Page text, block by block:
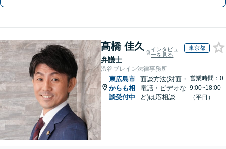
髙橋 佳久
弁護士
インタビュ
ーを見る
東京都
渋谷ブレイン法律事務所
東広島市
からも相
談受付中
面談方法(対面・
電話・ビデオな
ど)は応相談
営業時間：0
9:00~18:00
（平日）